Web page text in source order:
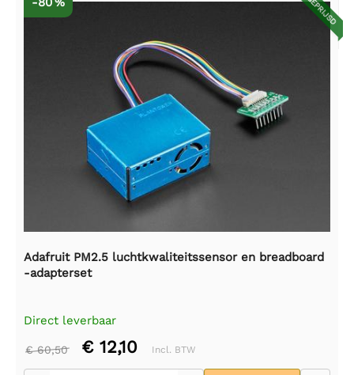
Adafruit PM2.5 luchtkwaliteitssensor en breadboard
-adapterset
Direct leverbaar
€ 60,50 € 12,10 Incl. BTW